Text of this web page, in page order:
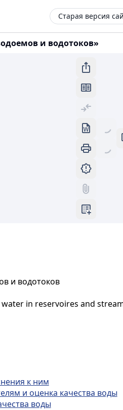
Старая версия
и водотоков»
и водотоков
in reservoires and
к ним
и оценка качества воды
воды